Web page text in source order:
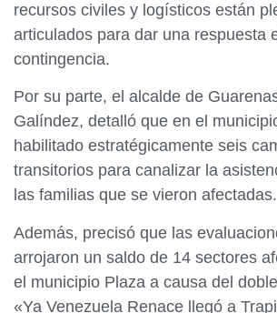
recursos civiles y logísticos están
articulados para dar una respuesta
contingencia.
Por su parte, el alcalde de
Galíndez, detalló que en el
habilitado estratégicamente seis
transitorios para canalizar la
las familias que se vieron afectadas.
Además, precisó que las
arrojaron un saldo de 14 sectores
el municipio Plaza a causa del
«Ya Venezuela Renace llegó a